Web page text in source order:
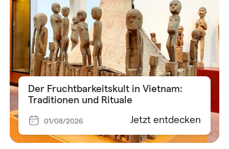
Der Fruchtbarkeitskult in Vietnam:
Traditionen und Rituale
01/08/2026 Jetzt entdecken